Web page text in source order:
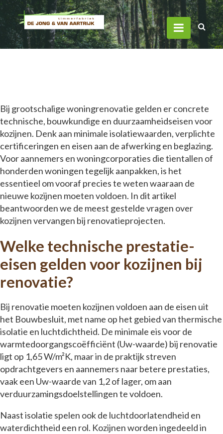
kozijnen bij grootschalige
woningrenovatie?
Bij grootschalige woningrenovatie gelden er concrete
technische, bouwkundige en duurzaamheidseisen voor
kozijnen. Denk aan minimale isolatiewaarden, verplichte
certificeringen en eisen aan de afwerking en beglazing.
Voor aannemers en woningcorporaties die tientallen of
honderden woningen tegelijk aanpakken, is het
essentieel om vooraf precies te weten waaraan de
nieuwe kozijnen moeten voldoen. In dit artikel
beantwoorden we de meest gestelde vragen over
kozijnen vervangen bij renovatieprojecten.
Welke technische prestatie-
eisen gelden voor kozijnen bij
renovatie?
Bij renovatie moeten kozijnen voldoen aan de eisen uit
het Bouwbesluit, met name op het gebied van thermische
isolatie en luchtdichtheid. De minimale eis voor de
warmtedoorgangscoëfficiënt (Uw-waarde) bij renovatie
ligt op 1,65 W/m²K, maar in de praktijk streven
opdrachtgevers en aannemers naar betere prestaties,
vaak een Uw-waarde van 1,2 of lager, om aan
verduurzamingsdoelstellingen te voldoen.
Naast isolatie spelen ook de luchtdoorlatendheid en
waterdichtheid een rol. Kozijnen worden ingedeeld in